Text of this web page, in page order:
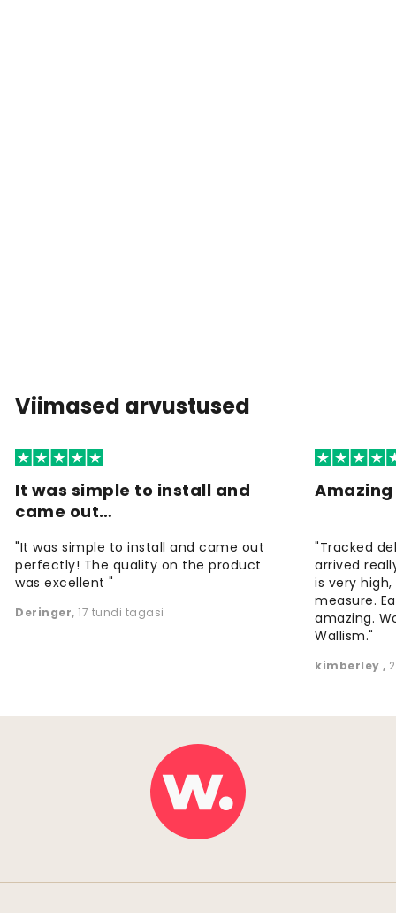
Viimased arvustused
It was simple to install and
came out…
"It was simple to install and came out
perfectly! The quality on the product
was excellent "
Deringer, 17 tundi tagasi
"Tracked
arrived
is very
measure.
amazing.
Wallism."
kimberley,